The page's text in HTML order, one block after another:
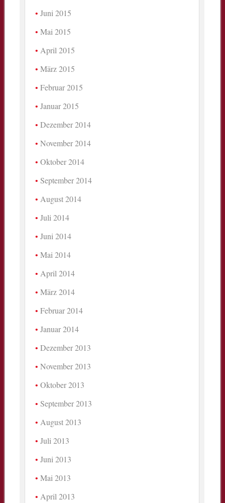
Juni 2015
Mai 2015
April 2015
März 2015
Februar 2015
Januar 2015
Dezember 2014
November 2014
Oktober 2014
September 2014
August 2014
Juli 2014
Juni 2014
Mai 2014
April 2014
März 2014
Februar 2014
Januar 2014
Dezember 2013
November 2013
Oktober 2013
September 2013
August 2013
Juli 2013
Juni 2013
Mai 2013
April 2013